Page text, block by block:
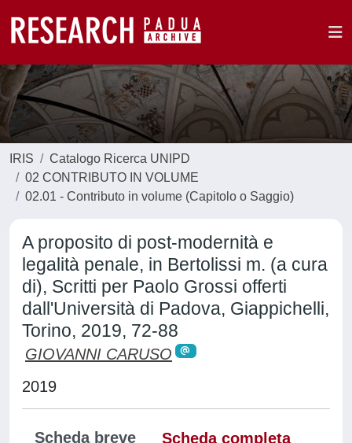
IRIS
Catalogo Ricerca UNIPD
02 CONTRIBUTO IN VOLUME
02.01 - Contributo in volume (Capitolo o Saggio)
A proposito di post-modernità e
legalità penale, in Bertolissi m. (a cura
di), Scritti per Paolo Grossi offerti
dall'Università di Padova, Giappichelli,
Torino, 2019, 72-88
GIOVANNI CARUSO
2019
Scheda breve
Scheda completa